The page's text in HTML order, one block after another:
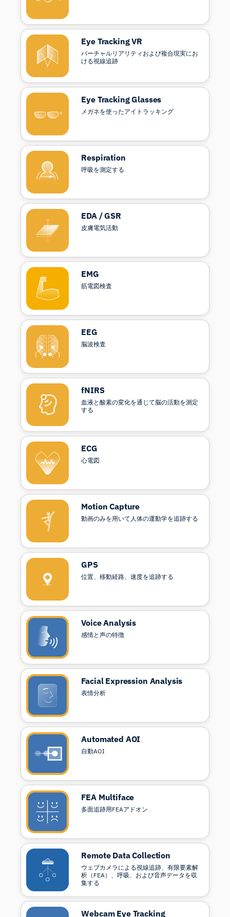
Eye Tracking VR
バーチャルリアリティおよび複合現実にお
ける視線追跡
Eye Tracking Glasses
メガネを使ったアイトラッキング
Respiration
呼吸を測定する
EDA / GSR
皮膚電気活動
EMG
筋電図検査
EEG
脳波検査
fNIRS
血液と酸素の変化を通じて脳の活動を測定
する
ECG
心電図
Motion Capture
動画のみを用いて人体の運動学を追跡する
GPS
位置、移動経路、速度を追跡する
Voice Analysis
感情と声の特徴
Facial Expression Analysis
表情分析
Automated AOI
自動AOI
FEA Multiface
多面追跡用FEAアドオン
Remote Data Collection
ウェブカメラによる視線追跡、有限要素解
析（FEA）、呼吸、および音声データを収
集する
Webcam Eye Tracking